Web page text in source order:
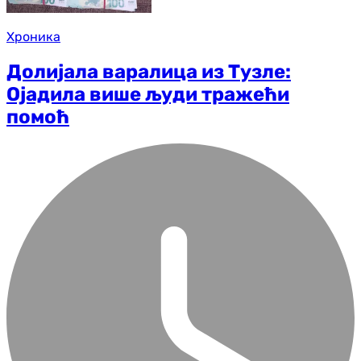
Хроника
Долијала варалица из Тузле:
Ојадила више људи тражећи
помоћ